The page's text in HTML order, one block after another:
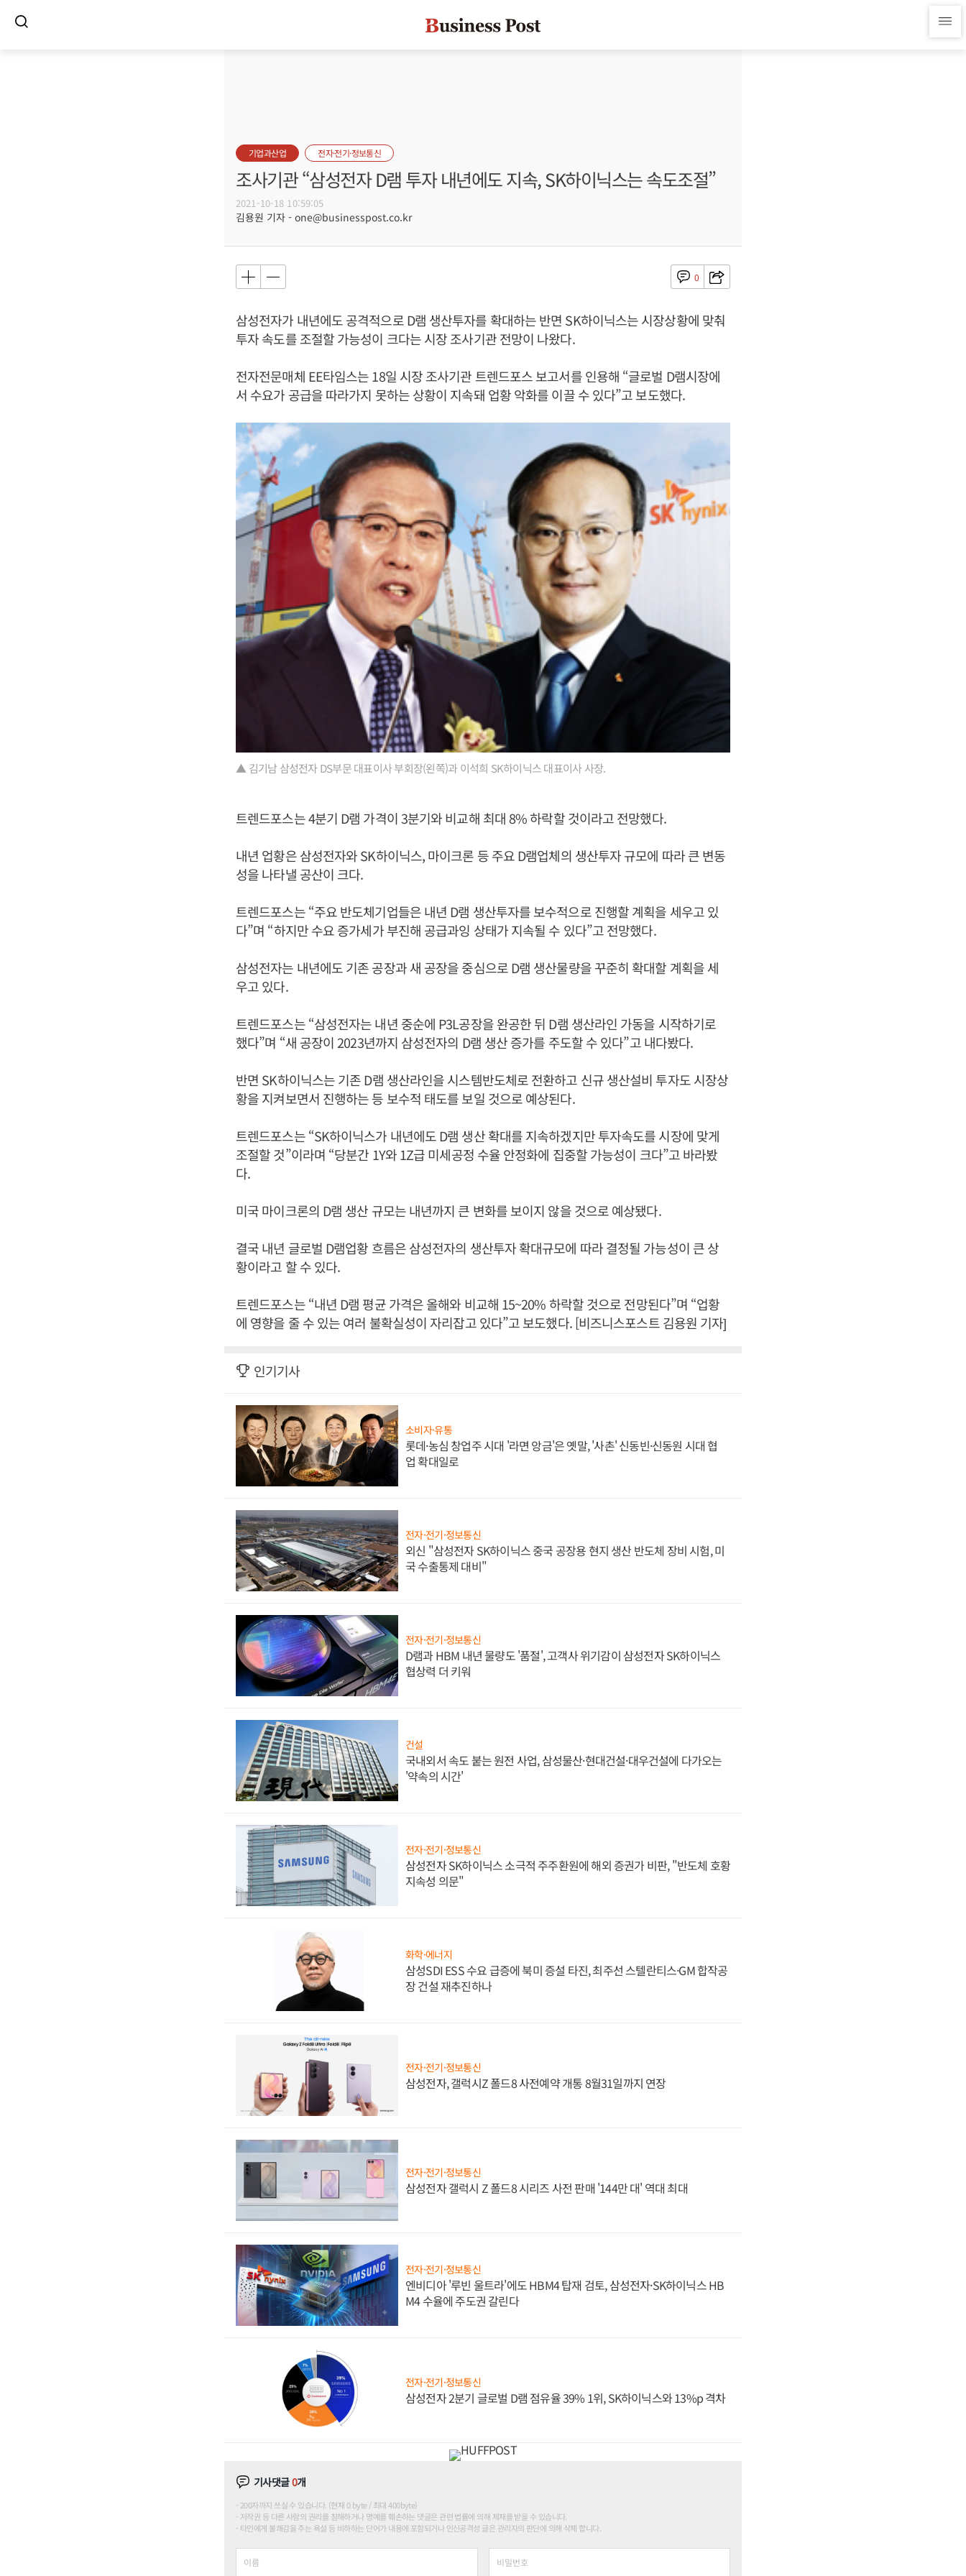
기업과산업 전자·전기·정보통신
조사기관 “삼성전자 D램 투자 내년에도 지속, SK하이닉스는 속도조절”
2021-10-18 10:59:05
김용원 기자 - one@businesspost.co.kr
0
삼성전자가 내년에도 공격적으로 D램 생산투자를 확대하는 반면 SK하이닉스는 시장상황에 맞춰
투자 속도를 조절할 가능성이 크다는 시장 조사기관 전망이 나왔다.
전자전문매체 EE타임스는 18일 시장 조사기관 트렌드포스 보고서를 인용해 “글로벌 D램시장에
서 수요가 공급을 따라가지 못하는 상황이 지속돼 업황 악화를 이끌 수 있다”고 보도했다.
▲ 김기남 삼성전자 DS부문 대표이사 부회장(왼쪽)과 이석희 SK하이닉스 대표이사 사장.
트렌드포스는 4분기 D램 가격이 3분기와 비교해 최대 8% 하락할 것이라고 전망했다.
내년 업황은 삼성전자와 SK하이닉스, 마이크론 등 주요 D램업체의 생산투자 규모에 따라 큰 변동
성을 나타낼 공산이 크다.
트렌드포스는 “주요 반도체기업들은 내년 D램 생산투자를 보수적으로 진행할 계획을 세우고 있
다”며 “하지만 수요 증가세가 부진해 공급과잉 상태가 지속될 수 있다”고 전망했다.
삼성전자는 내년에도 기존 공장과 새 공장을 중심으로 D램 생산물량을 꾸준히 확대할 계획을 세
우고 있다.
트렌드포스는 “삼성전자는 내년 중순에 P3L공장을 완공한 뒤 D램 생산라인 가동을 시작하기로
했다”며 “새 공장이 2023년까지 삼성전자의 D램 생산 증가를 주도할 수 있다”고 내다봤다.
반면 SK하이닉스는 기존 D램 생산라인을 시스템반도체로 전환하고 신규 생산설비 투자도 시장상
황을 지켜보면서 진행하는 등 보수적 태도를 보일 것으로 예상된다.
트렌드포스는 “SK하이닉스가 내년에도 D램 생산 확대를 지속하겠지만 투자속도를 시장에 맞게
조절할 것”이라며 “당분간 1Y와 1Z급 미세공정 수율 안정화에 집중할 가능성이 크다”고 바라봤
다.
미국 마이크론의 D램 생산 규모는 내년까지 큰 변화를 보이지 않을 것으로 예상됐다.
결국 내년 글로벌 D램업황 흐름은 삼성전자의 생산투자 확대규모에 따라 결정될 가능성이 큰 상
황이라고 할 수 있다.
트렌드포스는 “내년 D램 평균 가격은 올해와 비교해 15~20% 하락할 것으로 전망된다”며 “업황
에 영향을 줄 수 있는 여러 불확실성이 자리잡고 있다”고 보도했다. [비즈니스포스트 김용원 기자]
인기기사
소비자·유통
롯데·농심 창업주 시대 '라면 앙금'은 옛말, '사촌' 신동빈·신동원 시대 협
업 확대일로
전자·전기·정보통신
외신 "삼성전자 SK하이닉스 중국 공장용 현지 생산 반도체 장비 시험, 미
국 수출통제 대비"
전자·전기·정보통신
D램과 HBM 내년 물량도 '품절', 고객사 위기감이 삼성전자 SK하이닉스
협상력 더 키워
건설
국내외서 속도 붙는 원전 사업, 삼성물산·현대건설·대우건설에 다가오는
'약속의 시간'
전자·전기·정보통신
삼성전자 SK하이닉스 소극적 주주환원에 해외 증권가 비판, "반도체 호황
지속성 의문"
화학·에너지
삼성SDI ESS 수요 급증에 북미 증설 타진, 최주선 스텔란티스·GM 합작공
장 건설 재추진하나
전자·전기·정보통신
삼성전자, 갤럭시Z 폴드8 사전예약 개통 8월31일까지 연장
전자·전기·정보통신
삼성전자 갤럭시 Z 폴드8 시리즈 사전 판매 '144만 대' 역대 최대
전자·전기·정보통신
엔비디아 '루빈 울트라'에도 HBM4 탑재 검토, 삼성전자·SK하이닉스 HB
M4 수율에 주도권 갈린다
전자·전기·정보통신
삼성전자 2분기 글로벌 D램 점유율 39% 1위, SK하이닉스와 13%p 격차
기사댓글0개
200자까지 쓰실 수 있습니다. (현재 0 byte / 최대 400byte)
저작권 등 다른 사람의 권리를 침해하거나 명예를 훼손하는 댓글은 관련 법률에 의해 제재를 받을 수 있습니다.
타인에게 불쾌감을 주는 욕설 등 비하하는 단어가 내용에 포함되거나 인신공격성 글은 관리자의 판단에 의해 삭제 합니다.